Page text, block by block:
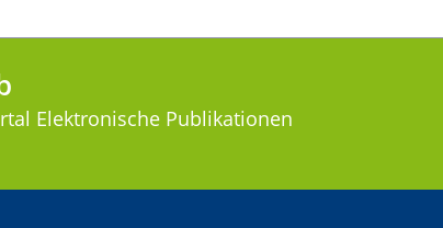
Elektronische Publikationen